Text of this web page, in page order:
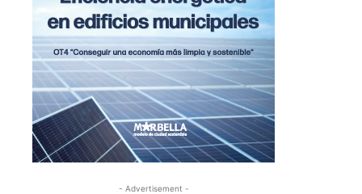
- Advertisement -